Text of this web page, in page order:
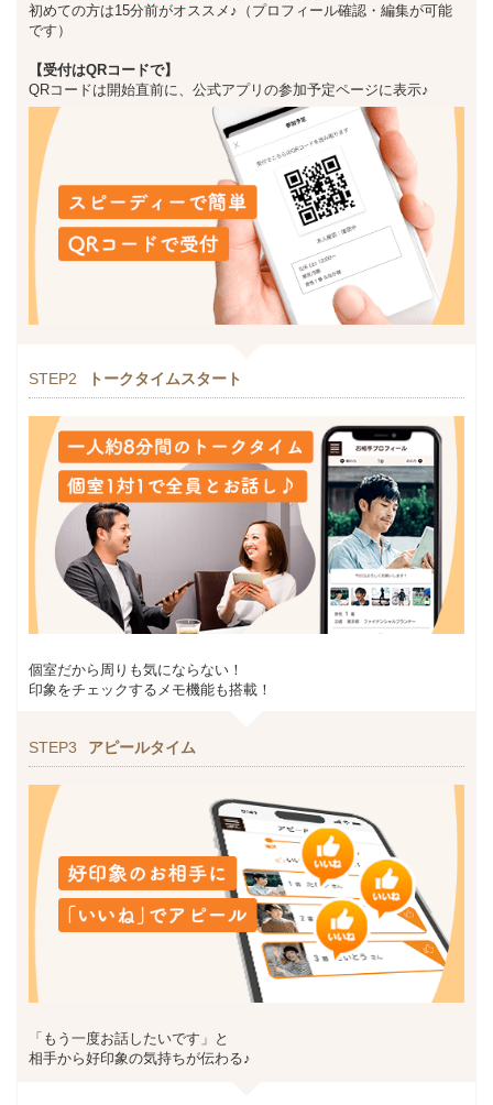
初めての方は15分前がオススメ♪（プロフィール確認・編集が可能
です）
【受付はQRコードで】
QRコードは開始直前に、公式アプリの参加予定ページに表示♪
STEP2 トークタイムスタート
個室だから周りも気にならない！
印象をチェックするメモ機能も搭載！
STEP3 アピールタイム
「もう一度お話したいです」と
相手から好印象の気持ちが伝わる♪